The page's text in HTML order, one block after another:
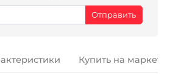
Купить на